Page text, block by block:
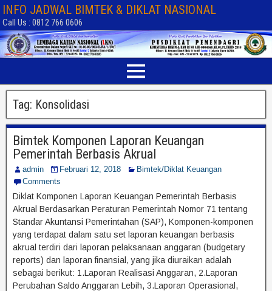
INFO JADWAL BIMTEK & DIKLAT NASIONAL
Call Us : 0812 766 0606
Tag: Konsolidasi
Bimtek Komponen Laporan Keuangan
Pemerintah Berbasis Akrual
admin Februari 12, 2018
Bimtek/Diklat Keuangan
Comments
Diklat Komponen Laporan Keuangan Pemerintah Berbasis
Akrual Berdasarkan Peraturan Pemerintah Nomor 71 tentang
Standar Akuntansi Pemerintahan (SAP), Komponen-komponen
yang terdapat dalam satu set laporan keuangan berbasis
akrual terdiri dari laporan pelaksanaan anggaran (budgetary
reports) dan laporan finansial, yang jika diuraikan adalah
sebagai berikut: 1.Laporan Realisasi Anggaran, 2.Laporan
Perubahan Saldo Anggaran Lebih, 3.Laporan Operasional,